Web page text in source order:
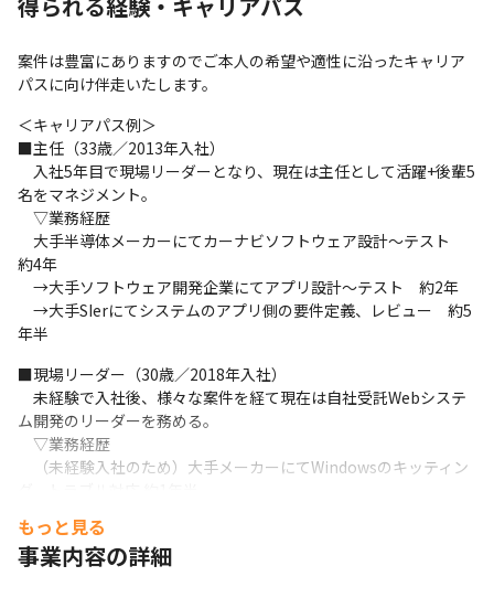
案件は豊富にありますのでご本人の希望や適性に沿ったキャリア
パスに向け伴走いたします。
＜キャリアパス例＞
■主任（33歳／2013年入社）
入社5年目で現場リーダーとなり、現在は主任として活躍+後輩5
名をマネジメント。
▽業務経歴
大手半導体メーカーにてカーナビソフトウェア設計～テスト
約4年
→大手ソフトウェア開発企業にてアプリ設計～テスト　約2年
→大手SIerにてシステムのアプリ側の要件定義、レビュー　約5
年半
■現場リーダー（30歳／2018年入社）
未経験で入社後、様々な案件を経て現在は自社受託Webシステ
ム開発のリーダーを務める。
▽業務経歴
（未経験入社のため）大手メーカーにてWindowsのキッティン
→大手システム会社にて業務系システムの開発、改修、保守
約2年7か月
もっと見る
事業内容の詳細